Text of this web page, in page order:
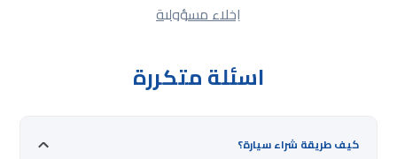
إخلاء مسؤولية
اسئلة متكررة
كيف طريقة شراء سيارة؟